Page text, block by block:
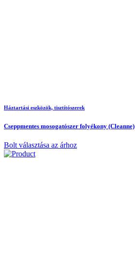
Háztartási eszközök, tisztítószerek
Cseppmentes mosogatószer folyékony (Cleanne)
Bolt választása az árhoz